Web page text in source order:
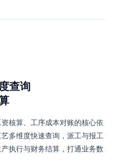
查询
核算、工序成本对账的核心依
多维度快速查询，派工与报工
执行与财务结算，打通业务数